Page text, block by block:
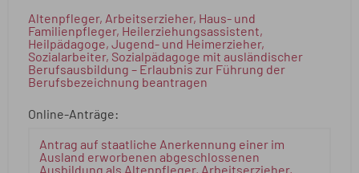
Altenpfleger, Arbeitserzieher, Haus- und
Familienpfleger, Heilerziehungsassistent,
Heilpädagoge, Jugend- und Heimerzieher,
Sozialarbeiter, Sozialpädagoge mit ausländischer
Berufsausbildung – Erlaubnis zur Führung der
Berufsbezeichnung beantragen
Online-Anträge:
Antrag auf staatliche Anerkennung einer im
Ausland erworbenen abgeschlossenen